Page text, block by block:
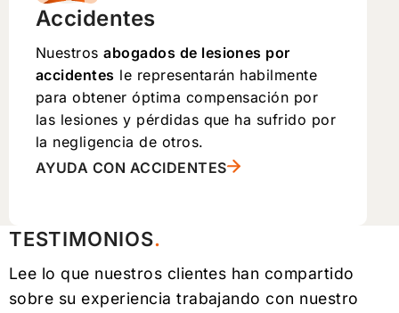
Accidentes
Nuestrosabogados de lesiones por
accidentes le representarán habilmente
para obtener óptima compensación por
las lesiones y pérdidas que ha sufrido por
la negligencia de otros.
AYUDA CON ACCIDENTES
TESTIMONIOS
Lee lo que nuestros clientes han compartido
sobre su experiencia trabajando con nuestro